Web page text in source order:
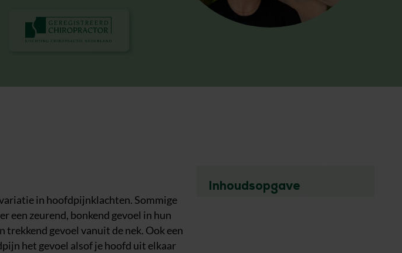
in hoofdpijnklachten. Sommige
een zeurend, bonkend gevoel in hun
gevoel vanuit de nek. Ook een
het gevoel alsof je hoofd uit elkaar
Inhoudsopgave